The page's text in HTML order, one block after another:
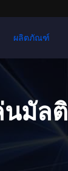
ผลิตภัณฑ์
นมัล